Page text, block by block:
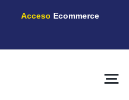
Acceso Ecommerce